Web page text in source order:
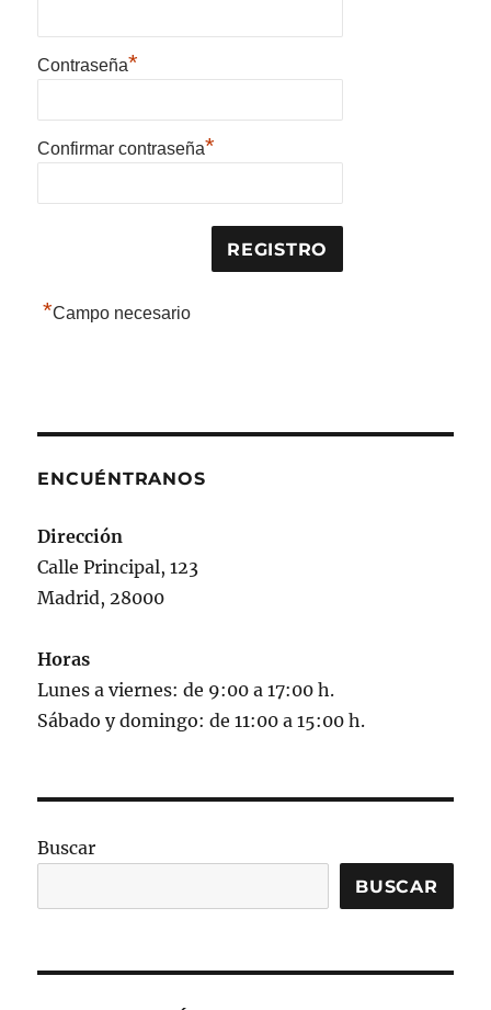
Contraseña*
Confirmar contraseña*
*Campo necesario
ENCUÉNTRANOS
Dirección
Calle Principal, 123
Madrid, 28000
Horas
Lunes a viernes: de 9:00 a 17:00 h.
Sábado y domingo: de 11:00 a 15:00 h.
Buscar
BUSCAR